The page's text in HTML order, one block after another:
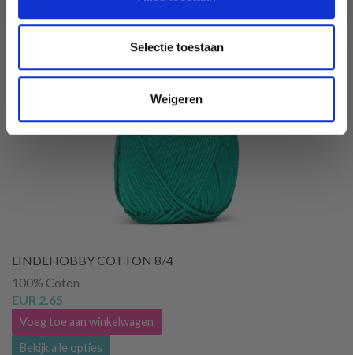
Selectie toestaan
Weigeren
LINDEHOBBY COTTON 8/4
100% Coton
EUR 2.65
Voeg toe aan winkelwagen
Bekijk alle opties